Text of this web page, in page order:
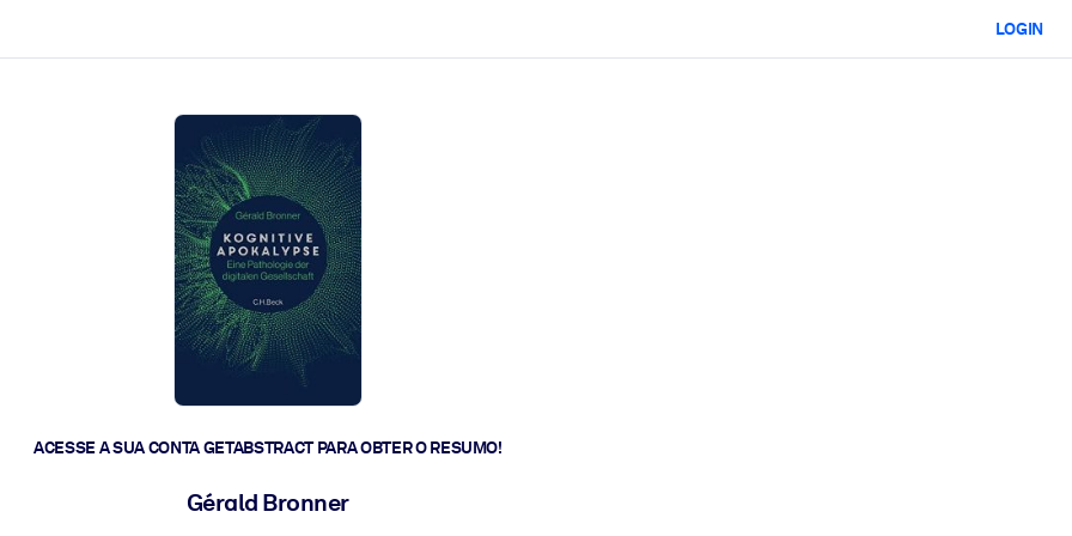
LOGIN
ACESSE A SUA CONTA GETABSTRACT PARA OBTER O RESUMO!
Gérald Bronner